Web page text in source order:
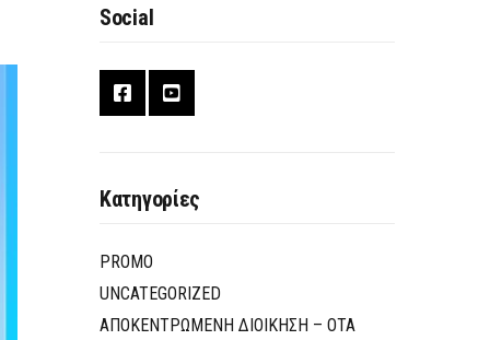
Social
Κατηγορίες
PROMO
UNCATEGORIZED
ΑΠΟΚΕΝΤΡΩΜΕΝΗ ΔΙΟΙΚΗΣΗ – ΟΤΑ